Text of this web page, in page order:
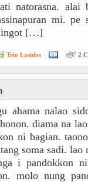
natorasna.
mi. pe
[…]
Trio Lasidos 2
ahama nalao
diama na
ni bagian.
soma sadi. lao
i pandokkon
molo nung